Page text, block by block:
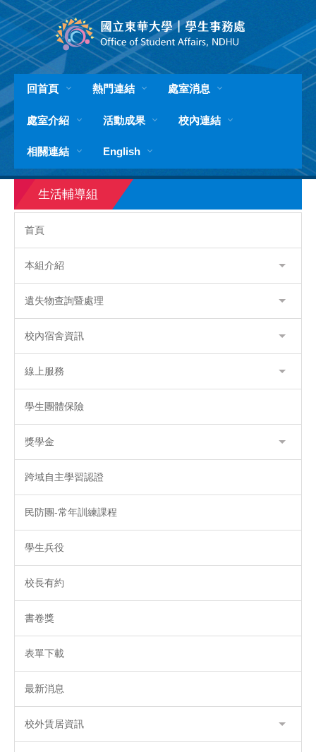
跳
到
主
要
內
容
區
回首頁 熱門連結 處室消息
處室介紹 活動成果 校內連結
相關連結 English
生活輔導組
首頁
本組介紹
遺失物查詢暨處理
校內宿舍資訊
線上服務
學生團體保險
獎學金
跨域自主學習認證
民防團-常年訓練課程
學生兵役
校長有約
書卷獎
表單下載
最新消息
校外賃居資訊